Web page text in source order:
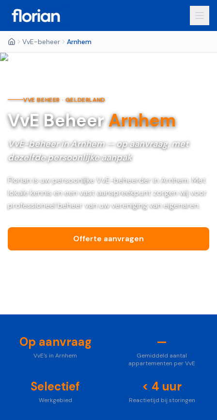
VvE-beheer Arnhem
VVE BEHEER ·GELDERLAND
VvE BeheerArnhem
VvE-beheer in Arnhem — op aanvraag, met
dezelfde persoonlijke aanpak
Florian is uw persoonlijke VvE-beheerder in Arnhem. Met
lokale kennis en een vast aanspreekpunt zorgen wij voor
professioneel beheer van uw vereniging van eigenaren.
Offerte aanvragen
Op aanvraag
VvE's in Arnhem
—
Gemiddeld aantal
appartementen per VvE
Selectief
Werkgebied
< 4 uur
Reactietijd bij storingen